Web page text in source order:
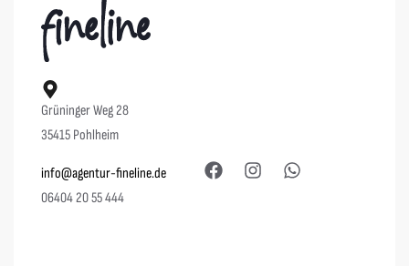
Grüninger Weg 28
35415 Pohlheim
info@agentur-fineline.de
06404 20 55 444